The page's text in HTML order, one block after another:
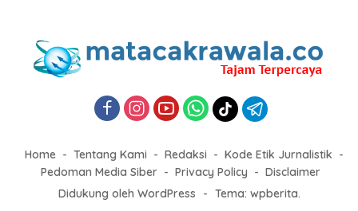
Home Tentang Kami Redaksi
Kode Etik Jurnalistik
Pedoman Media Siber
Privacy Policy
Disclaimer
Didukung oleh WordPress
- Tema: wpberita.